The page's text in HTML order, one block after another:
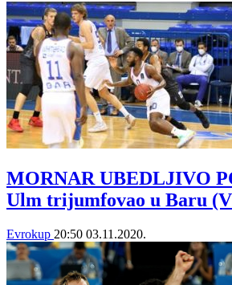
MORNAR UBEDLJIVO
Ulm trijumfovao u Baru
Evrokup 20:50 03.11.2020.